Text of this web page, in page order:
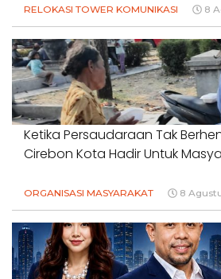
RELOKASI TOWER KOMUNIKASI 8
Ketika Persaudaraan Tak
Cirebon Kota Hadir Untuk
ORGANISASI MASYARAKAT 8